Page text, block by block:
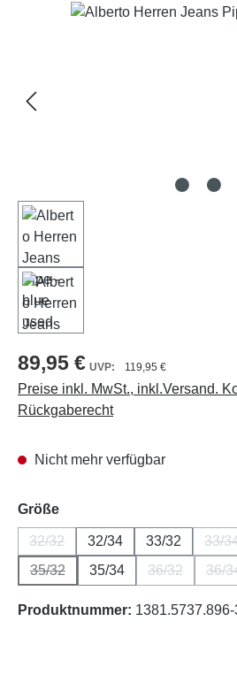
Bildergalerie überspringen
89,95 € 119,95 €
Preise inkl. MwSt., inkl.Versand.
Rückgaberecht
Nicht mehr verfügbar
Größeauswählen
32/32
(Diese Option ist zurzeit nicht
32/34 33/32 33/
35/32
(Diese Option ist zurzeit nicht
35/34 36/32 36/
Produktnummer: